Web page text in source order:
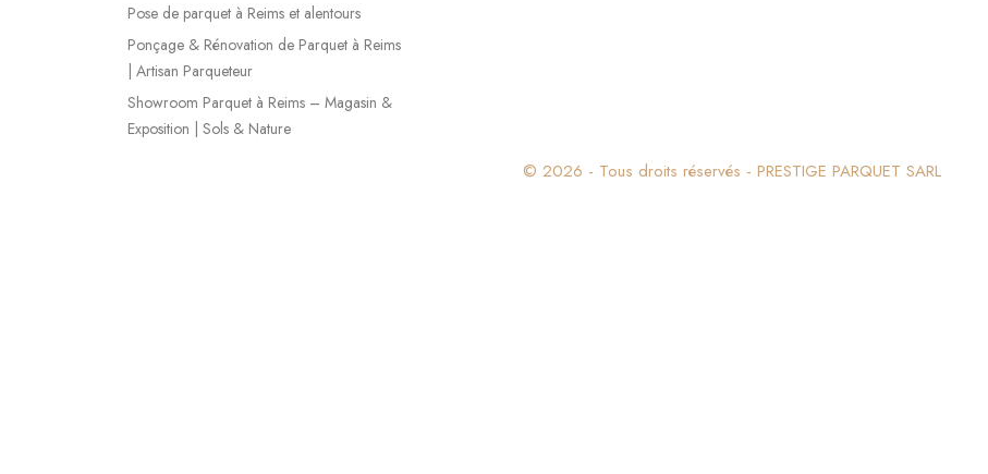
Pose de parquet à Reims et alentours
Ponçage & Rénovation de Parquet à Reims
| Artisan Parqueteur
Showroom Parquet à Reims – Magasin &
Exposition | Sols & Nature
© 2026 - Tous droits réservés - PRESTIGE PARQUET SARL